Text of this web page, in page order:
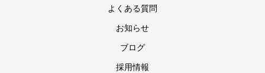
よくある質問
お知らせ
ブログ
採用情報